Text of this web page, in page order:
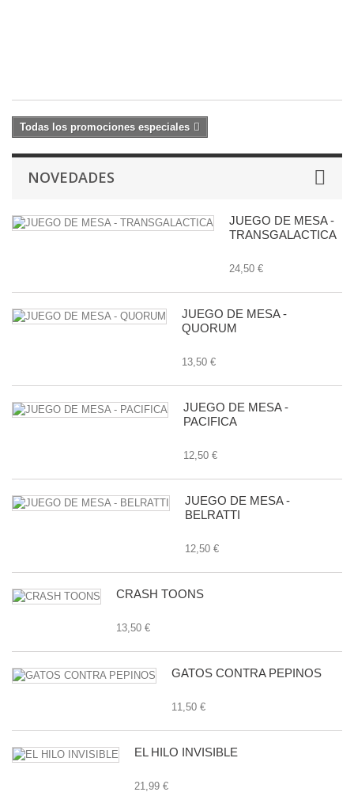
Todas los promociones especiales
NOVEDADES
JUEGO DE MESA -
TRANSGALACTICA
24,50 €
JUEGO DE MESA -
QUORUM
13,50 €
JUEGO DE MESA -
PACIFICA
12,50 €
JUEGO DE MESA -
BELRATTI
12,50 €
CRASH TOONS
13,50 €
GATOS CONTRA PEPINOS
11,50 €
EL HILO INVISIBLE
21,99 €